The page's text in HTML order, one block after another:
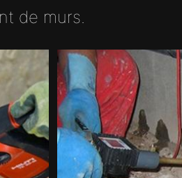
de murs.